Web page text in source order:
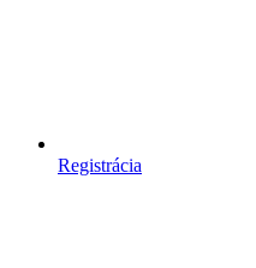
Registrácia